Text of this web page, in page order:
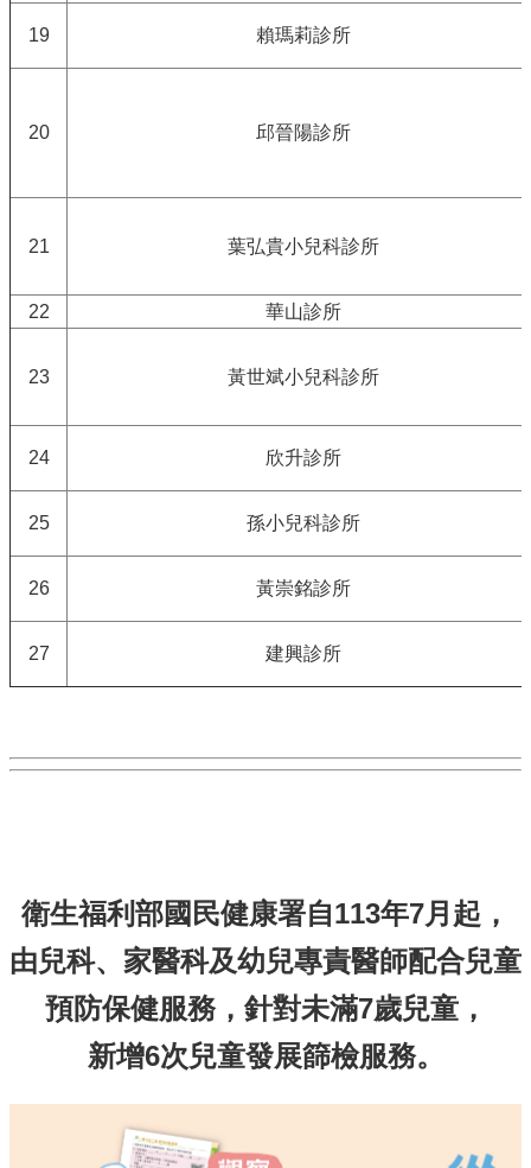
19 賴瑪莉診所
20 邱晉陽診所
21 葉弘貴小兒科診所
22 華山診所
23 黃世斌小兒科診所
24 欣升診所
25 孫小兒科診所
26 黃崇銘診所
27 建興診所
衛生福利部國民健康署自113年7月起，
由兒科、家醫科及幼兒專責醫師配合兒童
預防保健服務，針對未滿7歲兒童，
新增6次兒童發展篩檢服務。